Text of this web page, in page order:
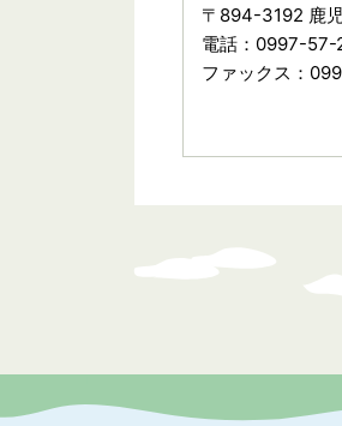
〒894-3192 鹿
電話：0997-57-
ファックス：